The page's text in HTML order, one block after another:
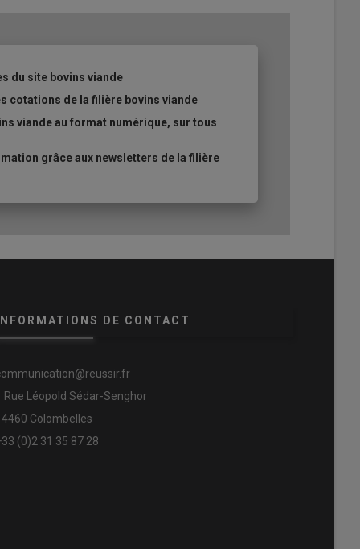
du site bovins viande
cotations de la filière bovins viande
viande au format numérique, sur tous
grâce aux newsletters de la filière
INFORMATIONS DE CONTACT
Rue Léopold Sédar-Senghor
Colombelles
(0)2 31 35 87 28